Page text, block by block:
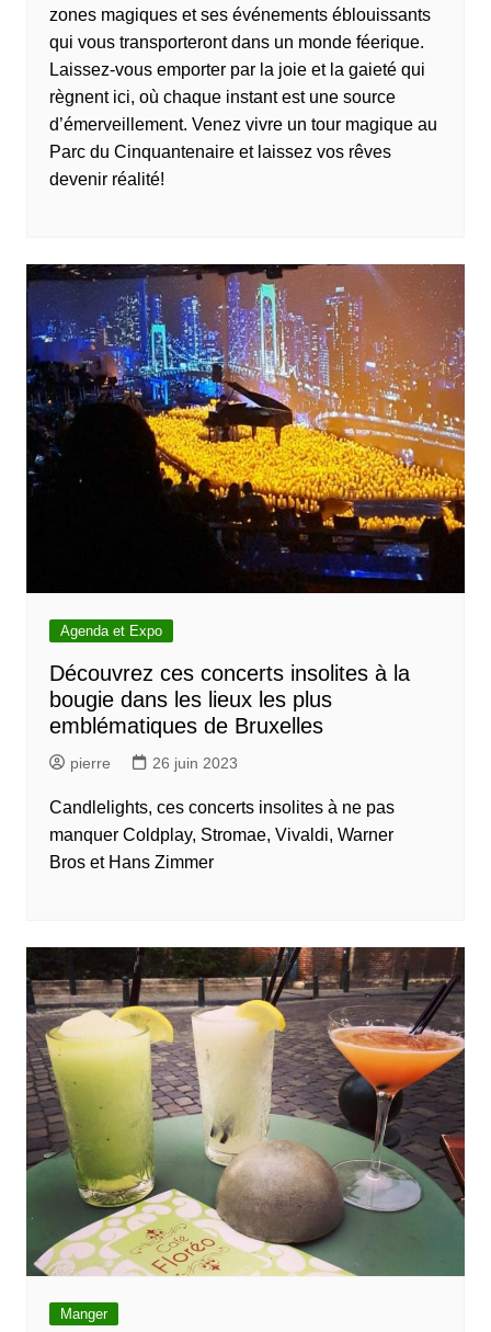
zones magiques et ses événements éblouissants
qui vous transporteront dans un monde féerique.
Laissez-vous emporter par la joie et la gaieté qui
règnent ici, où chaque instant est une source
d’émerveillement. Venez vivre un tour magique au
Parc du Cinquantenaire et laissez vos rêves
devenir réalité!
Agenda et Expo
Découvrez ces concerts insolites à la
bougie dans les lieux les plus
emblématiques de Bruxelles
pierre 26 juin 2023
Candlelights, ces concerts insolites à ne pas
manquer Coldplay, Stromae, Vivaldi, Warner
Bros et Hans Zimmer
Manger